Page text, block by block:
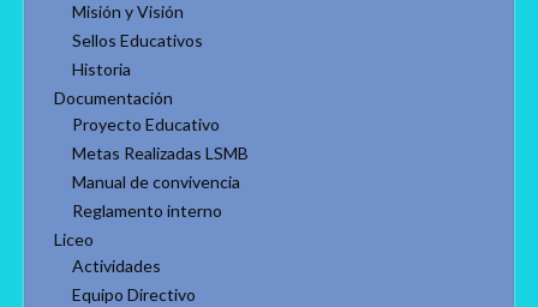
Misión y Visión
Sellos Educativos
Historia
Documentación
Proyecto Educativo
Metas Realizadas LSMB
Manual de convivencia
Reglamento interno
Liceo
Actividades
Equipo Directivo